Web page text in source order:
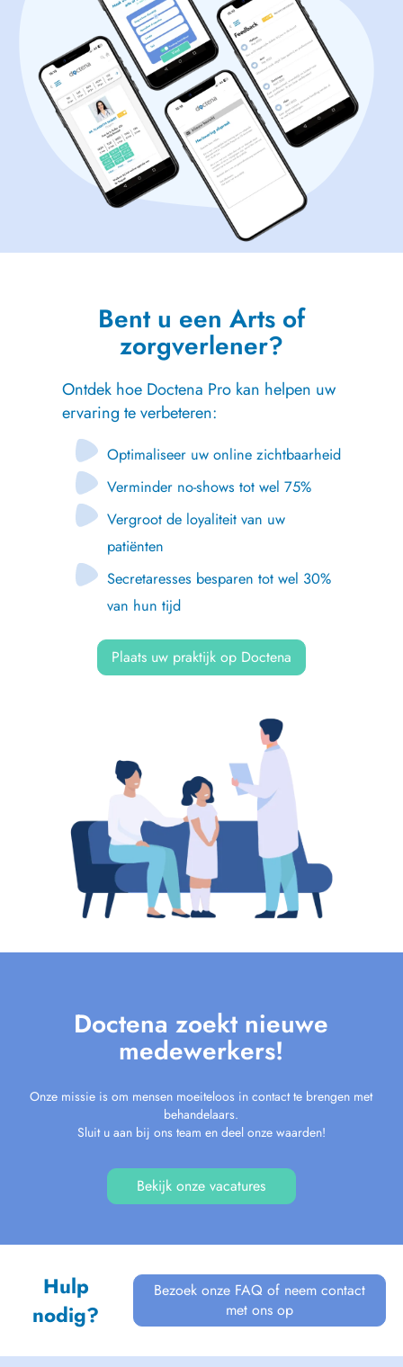
Bent u een Arts of
zorgverlener?
Ontdek hoe Doctena Pro kan helpen uw
ervaring te verbeteren:
Optimaliseer uw online zichtbaarheid
Verminder no-shows tot wel 75%
Vergroot de loyaliteit van uw
patiënten
Secretaresses besparen tot wel 30%
van hun tijd
Plaats uw praktijk op Doctena
Doctena zoekt nieuwe
medewerkers!
Onze missie is om mensen moeiteloos in contact te brengen met
behandelaars.
Sluit u aan bij ons team en deel onze waarden!
Bekijk onze vacatures
Hulp
nodig?
Bezoek onze FAQ of neem contact
met ons op